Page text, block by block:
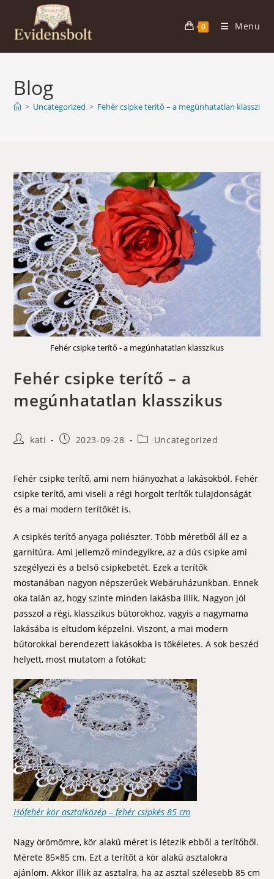
content
0 Menu
Blog
> Uncategorized > Fehér csipke terítő – a megúnhatatlan klasszikus
Fehér csipke terítő - a megúnhatatlan klasszikus
Fehér csipke terítő – a
megúnhatatlan klasszikus
Postkati
Post2023-09-28
PostUncategorized
Fehér csipke terítő, ami nem hiányozhat a lakásokból. Fehér
csipke terítő, ami viseli a régi horgolt terítők tulajdonságát
és a mai modern terítőkét is.
A csipkés terítő anyaga poliészter. Több méretből áll ez a
garnitúra. Ami jellemző mindegyikre, az a dús csipke ami
szegélyezi és a belső csipkebetét. Ezek a terítők
mostanában nagyon népszerűek Webáruházunkban. Ennek
oka talán az, hogy szinte minden lakásba illik. Nagyon jól
passzol a régi, klasszikus bútorokhoz, vagyis a nagymama
lakásába is eltudom képzelni. Viszont, a mai modern
bútorokkal berendezett lakásokba is tökéletes. A sok beszéd
helyett, most mutatom a fotókat:
Hófehér kör asztalközép – fehér csipkés 85 cm
Nagy örömömre, kör alakú méret is létezik ebből a terítőből.
Mérete 85×85 cm. Ezt a terítőt a kör alakú asztalokra
ajánlom. Akkor illik az asztalra, ha az asztal szélesebb 85 cm